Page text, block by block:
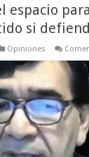
espacio
si
Opiniones